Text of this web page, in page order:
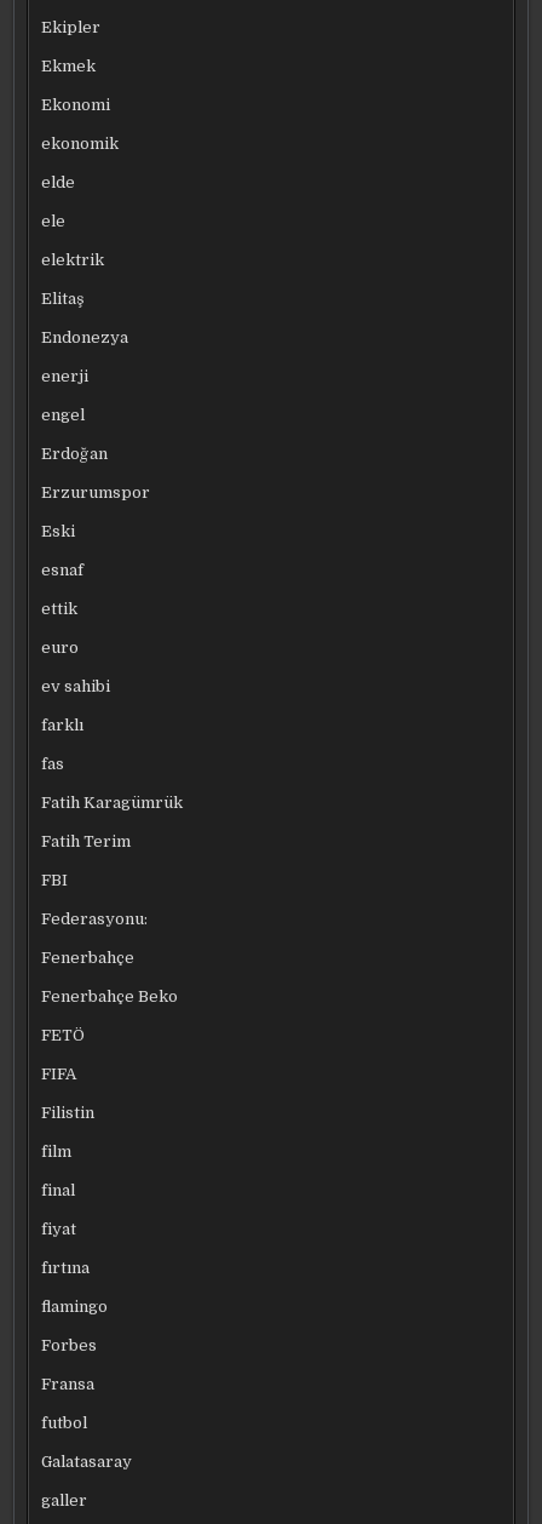
Ekipler
Ekmek
Ekonomi
ekonomik
elde
ele
elektrik
Elitaş
Endonezya
enerji
engel
Erdoğan
Erzurumspor
Eski
esnaf
ettik
euro
ev sahibi
farklı
fas
Fatih Karagümrük
Fatih Terim
FBI
Federasyonu:
Fenerbahçe
Fenerbahçe Beko
FETÖ
FIFA
Filistin
film
final
fiyat
fırtına
flamingo
Forbes
Fransa
futbol
Galatasaray
galler